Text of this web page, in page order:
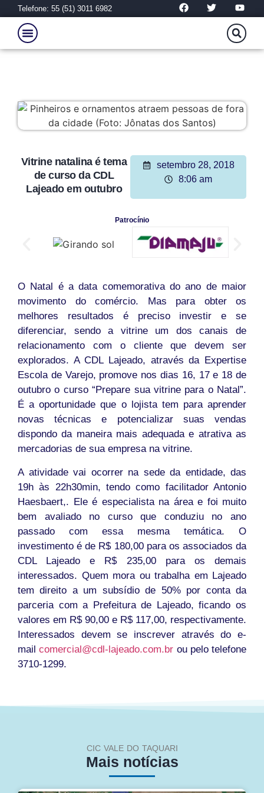
Telefone: 55 (51) 3011 6982
Vitrine natalina é tema
de curso da CDL
Lajeado em outubro
setembro 28, 2018
8:06 am
Patrocínio
O Natal é a data comemorativa do ano de maior
movimento do comércio. Mas para obter os
melhores resultados é preciso investir e se
diferenciar, sendo a vitrine um dos canais de
relacionamento com o cliente que devem ser
explorados. A CDL Lajeado, através da Expertise
Escola de Varejo, promove nos dias 16, 17 e 18 de
outubro o curso “Prepare sua vitrine para o Natal”.
É a oportunidade que o lojista tem para aprender
novas técnicas e potencializar suas vendas
dispondo da maneira mais adequada e atrativa as
mercadorias de sua empresa na vitrine.
A atividade vai ocorrer na sede da entidade, das
19h às 22h30min, tendo como facilitador Antonio
Haesbaert,. Ele é especialista na área e foi muito
bem avaliado no curso que conduziu no ano
passado com essa mesma temática. O
investimento é de R$ 180,00 para os associados da
CDL Lajeado e R$ 235,00 para os demais
interessados. Quem mora ou trabalha em Lajeado
tem direito a um subsídio de 50% por conta da
parceria com a Prefeitura de Lajeado, ficando os
valores em R$ 90,00 e R$ 117,00, respectivamente.
Interessados devem se inscrever através do e-
mailcomercial@cdl-lajeado.com.br ou pelo telefone
3710-1299.
CIC VALE DO TAQUARI
Mais notícias